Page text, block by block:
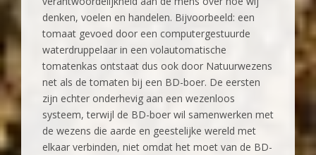
denken, voelen en handelen. Bijvoorbeeld: een
tomaat gevoed door een computergestuurde
waterdruppelaar in een volautomatische
tomatenkas ontstaat dus ook door Natuurwezens
net als de tomaten bij een BD-boer. De eersten
zijn echter onderhevig aan een wezenloos
systeem, terwijl de BD-boer wil samenwerken met
de wezens die aarde en geestelijke wereld met
elkaar verbinden, niet omdat het moet van de BD-